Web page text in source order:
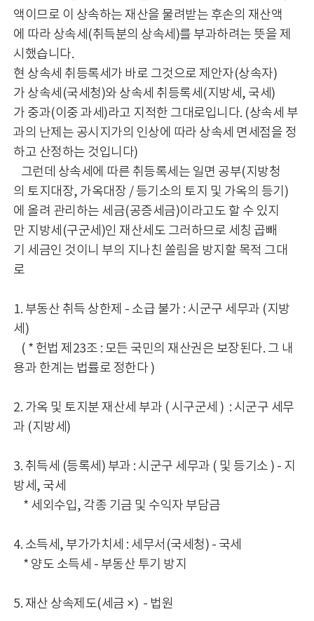
액이므로 이 상속하는 재산을 물려받는 후손의 재산액
에 따라 상속세(취득분의 상속세)를 부과하려는 뜻을 제
시했습니다.
현 상속세 취등록세가 바로 그것으로 제안자(상속자)
가 상속세(국세청)와 상속세 취등록세(지방세, 국세)
가 중과(이중 과세)라고 지적한 그대로입니다. (상속세 부
과의 난제는 공시지가의 인상에 따라 상속세 면세점을 정
하고 산정하는 것입니다)
그런데 상속세에 따른 취등록세는 일면 공부(지방청
의 토지대장, 가옥대장 / 등기소의 토지 및 가옥의 등기)
에 올려 관리하는 세금(공증세금)이라고도 할 수 있지
만 지방세(구군세)인 재산세도 그러하므로 세칭 곱빼
기 세금인 것이니 부의 지나친 쏠림을 방지할 목적 그대
로
1. 부동산 취득 상한제 - 소급 불가 : 시군구 세무과 (지방
세)
( * 헌법 제23조 : 모든 국민의 재산권은 보장된다. 그 내
용과 한계는 법률로 정한다 )
2. 가옥 및 토지분 재산세 부과 ( 시구군세 ) : 시군구 세무
과 (지방세)
3. 취득세 (등록세) 부과 : 시군구 세무과 ( 및 등기소 ) - 지
방세, 국세
* 세외수입, 각종 기금 및 수익자 부담금
4. 소득세, 부가가치세 : 세무서(국세청) - 국세
* 양도 소득세 - 부동산 투기 방지
5. 재산 상속제도(세금 ×) - 법원